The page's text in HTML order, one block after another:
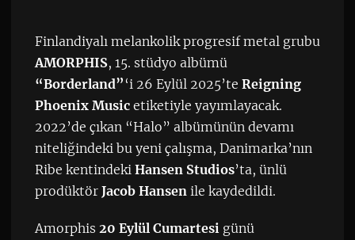
Finlandiyalı melankolik progresif metal grubu
AMORPHIS, 15. stüdyo albümü
“Borderland” ‘i 26 Eylül 2025’te Reigning
Phoenix Musicetiketiyle yayımlayacak.
2022’de çıkan “Halo” albümünün devamı
niteliğindeki bu yeni çalışma, Danimarka’nın
Ribe kentindeki Hansen Studios’ta, ünlü
prodüktör Jacob Hansen ile kaydedildi.
Amorphis 20 Eylül Cumartesi günü